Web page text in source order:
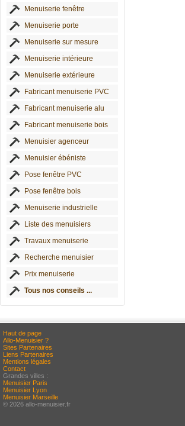
Menuiserie fenêtre
Menuiserie porte
Menuiserie sur mesure
Menuiserie intérieure
Menuiserie extérieure
Fabricant menuiserie PVC
Fabricant menuiserie alu
Fabricant menuiserie bois
Menuisier agenceur
Menuisier ébéniste
Pose fenêtre PVC
Pose fenêtre bois
Menuiserie industrielle
Liste des menuisiers
Travaux menuiserie
Recherche menuisier
Prix menuiserie
Tous nos conseils ...
Haut de page
Allo-Menuisier ?
Sites Partenaires
Liens Partenaires
Mentions légales
Contact
Grandes villes :
Menuisier Paris
Menuisier Lyon
Menuisier Marseille
© 2026 allo-menuisier.fr